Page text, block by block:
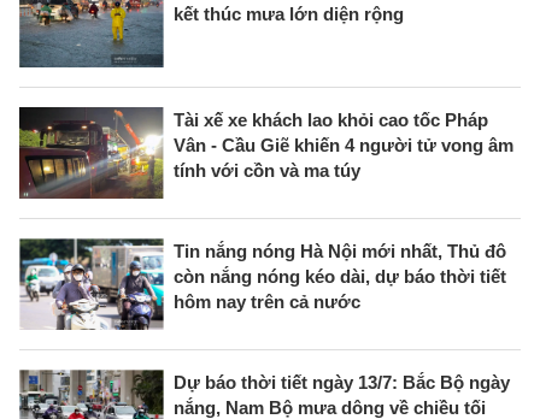
kết thúc mưa lớn diện rộng
Tài xế xe khách lao khỏi cao tốc Pháp
Vân - Cầu Giẽ khiến 4 người tử vong âm
tính với cồn và ma túy
Tin nắng nóng Hà Nội mới nhất, Thủ đô
còn nắng nóng kéo dài, dự báo thời tiết
hôm nay trên cả nước
Dự báo thời tiết ngày 13/7: Bắc Bộ ngày
nắng, Nam Bộ mưa dông về chiều tối